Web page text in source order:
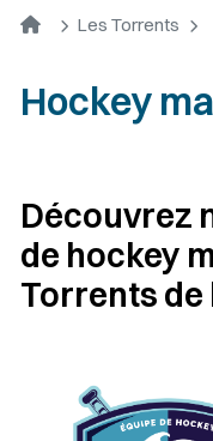
AccueilLes Torrents
Hockey
Découvrez
de hockey
Torrents de